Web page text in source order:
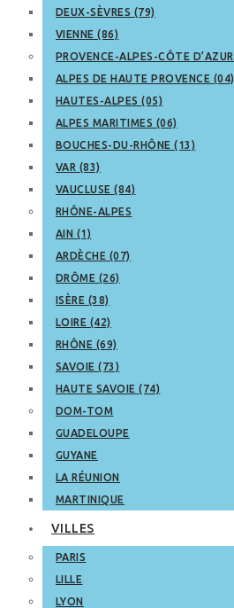
DEUX-SÈVRES (79)
VIENNE (86)
PROVENCE-ALPES-CÔTE D’AZUR
ALPES DE HAUTE PROVENCE (04)
HAUTES-ALPES (05)
ALPES MARITIMES (06)
BOUCHES-DU-RHÔNE (13)
VAR (83)
VAUCLUSE (84)
RHÔNE-ALPES
AIN (1)
ARDÈCHE (07)
DRÔME (26)
ISÈRE (38)
LOIRE (42)
RHÔNE (69)
SAVOIE (73)
HAUTE SAVOIE (74)
DOM-TOM
GUADELOUPE
GUYANE
LA RÉUNION
MARTINIQUE
VILLES
PARIS
LILLE
LYON